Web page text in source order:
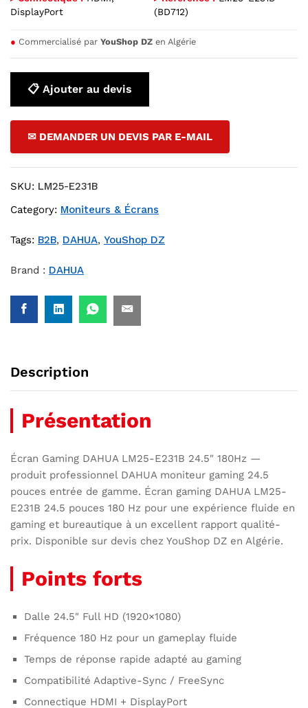
DisplayPort
(BD712)
● Commercialisé par YouShop DZ en Algérie
📋 Ajouter au devis
✉ DEMANDER UN DEVIS PAR E-MAIL
SKU: LM25-E231B
Category: Moniteurs & Écrans
Tags: B2B, DAHUA, YouShop DZ
Brand : DAHUA
Description
Présentation
Écran Gaming DAHUA LM25-E231B 24.5″ 180Hz —
produit professionnel DAHUA moniteur gaming 24.5
pouces entrée de gamme. Écran gaming DAHUA LM25-
E231B 24.5 pouces 180 Hz pour une expérience fluide en
gaming et bureautique à un excellent rapport qualité-
prix. Disponible sur devis chez YouShop DZ en Algérie.
Points forts
Dalle 24.5″ Full HD (1920×1080)
Fréquence 180 Hz pour un gameplay fluide
Temps de réponse rapide adapté au gaming
Compatibilité Adaptive-Sync / FreeSync
Connectique HDMI + DisplayPort